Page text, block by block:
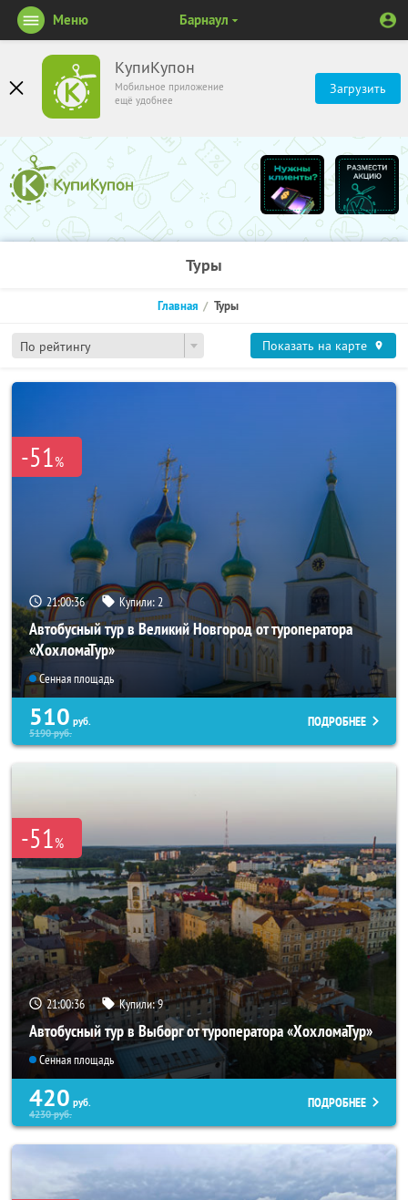
КупиКупон
Мобильное приложение
ещё удобнее
Загрузить
Меню Барнаул
Туры
По рейтингу
Главная Туры
Показать на карте
-51%
21:00:34 Купили: 2
Автобусный тур в Великий Новгород от туроператора
«ХохломаТур»
Сенная площадь
510 руб.
5190руб.
ПОДРОБНЕЕ
-51%
21:00:34 Купили:9
Автобусный тур в Выборг от туроператора «ХохломаТур»
Сенная площадь
420 руб.
4230руб.
ПОДРОБНЕЕ